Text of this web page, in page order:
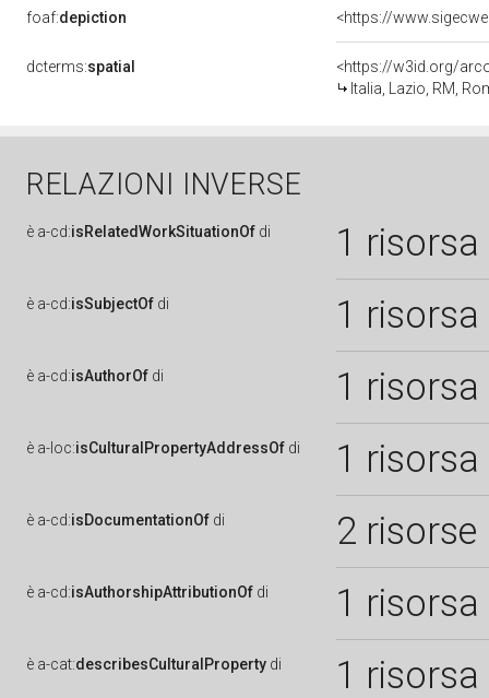
foaf:depiction
dcterms:spatial
<https://w3id.org/
Italia, Lazio, RM,
RELAZIONI INVERSE
è a-cd:isRelatedWorkSituationOf di 1 risorsa
è a-cd:isSubjectOf di 1 risorsa
è a-cd:isAuthorOf di 1 risorsa
è a-loc:isCulturalPropertyAddressOf di 1 risorsa
è a-cd:isDocumentationOf di 2 risorse
è a-cd:isAuthorshipAttributionOf di 1 risorsa
è a-cat:describesCulturalProperty di 1 risorsa